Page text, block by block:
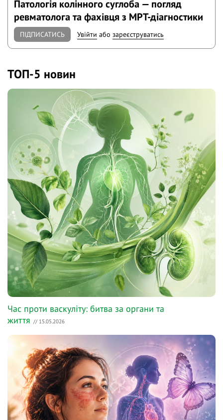
Патологія колінного суглоба — погляд
ревматолога та фахівця з МРТ-діагностики
ПІДПИСАТИСЬ Увійти абозареєструватись
ТОП-5 новин
Час проти васкуліту: битва за органи та
життя // 15.05.2026